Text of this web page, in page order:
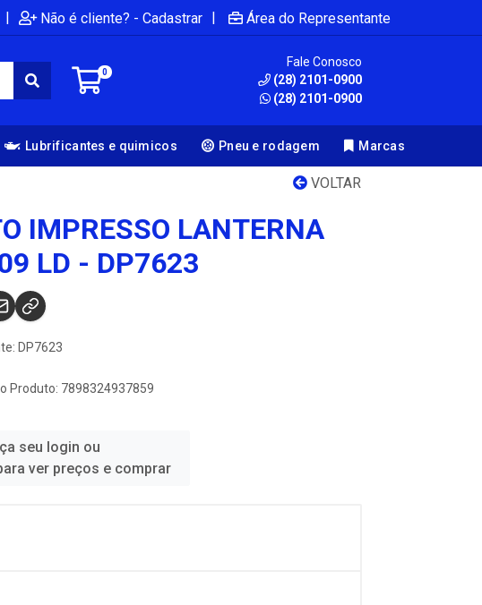
| Não é cliente? - Cadastrar | Área do Representante
0
Fale Conosco
(28) 2101-0900
(28) 2101-0900
Lubrificantes e quimicos Pneu e rodagem Marcas
VOLTAR
IMPRESSO LANTERNA
LD - DP7623
DP7623
Produto: 7898324937859
seu login ou
ver preços e comprar